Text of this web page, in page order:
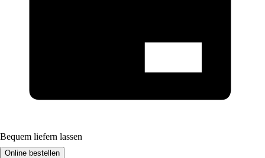
Bequem liefern lassen
Online bestellen